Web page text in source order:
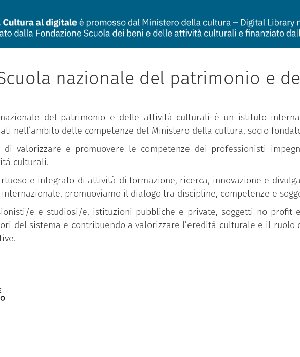
nazionale del patrimonio e
nazionale del patrimonio e delle attività culturali è un istituto
nell’ambito delle competenze del Ministero della cultura, socio
di valorizzare e promuovere le competenze dei professionisti
culturali.
e integrato di attività di formazione, ricerca, innovazione e
promuoviamo il dialogo tra discipline, competenze e
e e studiosi/e, istituzioni pubbliche e private, soggetti no profit
del sistema e contribuendo a valorizzare l’eredità culturale e il ruolo